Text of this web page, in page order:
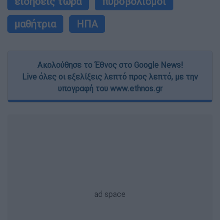
μαθήτρια
ΗΠΑ
Ακολούθησε το Έθνος στο Google News!
Live όλες οι εξελίξεις λεπτό προς λεπτό, με την
υπογραφή του www.ethnos.gr